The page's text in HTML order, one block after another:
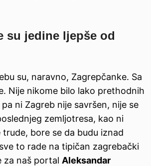
su jedine ljepše od
su, naravno, Zagrepčanke. Sa
Nije nikome bilo lako prethodnih
ni Zagreb nije savršen, nije se
zemljotresa, kao ni
trude, bore se da budu iznad
to rade na tipičan zagrebački
za naš portal Aleksandar